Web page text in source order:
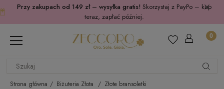
Przy zakupach od 149 zł – wysyłka gratis! Skorzystaj z PayPo – kup
teraz, zapłać później.
Strona główna Biżuteria Złota Złote bransoletki